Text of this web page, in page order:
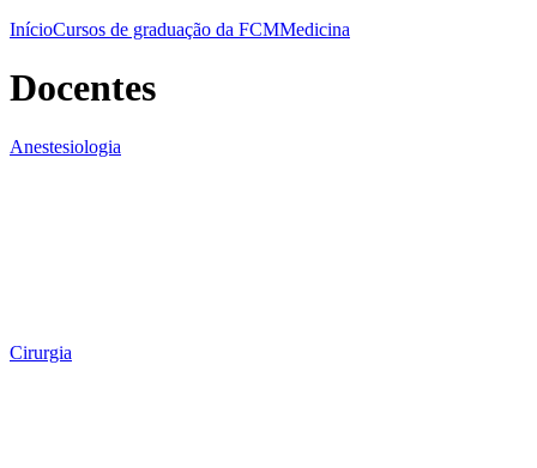
InícioCursos de graduação da FCMMedicina
Docentes
Anestesiologia
Cirurgia